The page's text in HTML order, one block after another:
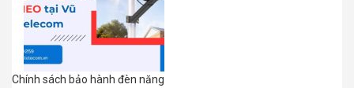
Chính sách bảo hành đèn năng